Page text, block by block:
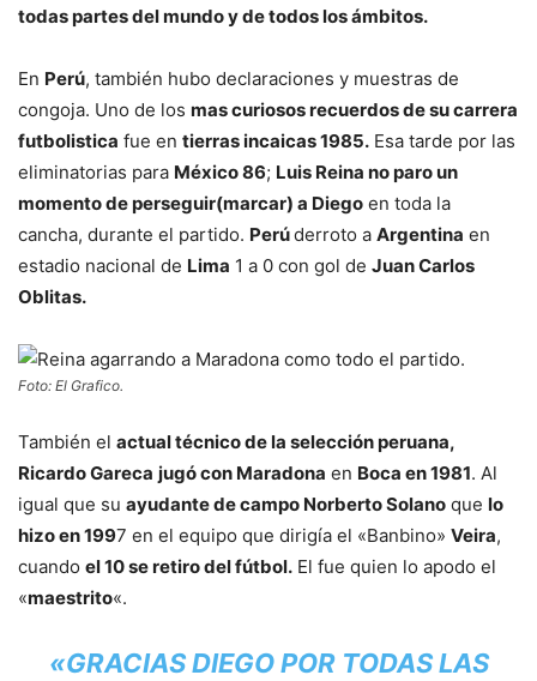
todas partes del mundo y de todos los ámbitos.
En Perú, también hubo declaraciones y muestras de
congoja. Uno de los mas curiosos recuerdos de su carrera
futbolistica fue en tierras incaicas 1985. Esa tarde por las
eliminatorias para México 86; Luis Reina no paro un
momento de perseguir(marcar) a Diego en toda la
cancha, durante el partido. Perúderroto a Argentina en
estadio nacional de Lima 1 a 0 con gol de Juan Carlos
Oblitas.
Foto: El Grafico.
También el actual técnico de la selección peruana,
Ricardo Gareca jugó con Maradona en Boca en 1981. Al
igual que su ayudante de campo Norberto Solano que lo
hizo en 1997 en el equipo que dirigía el «Banbino» Veira,
cuando el 10 se retiro del fútbol. El fue quien lo apodo el
«maestrito«.
«GRACIAS DIEGO POR TODAS LAS